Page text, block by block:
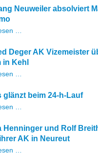
Träublelauf
Neuweiler absolviert
…
absolviert
Mailand-
Sanremo
Deger AK Vizemeister
in Kehl
…
AK
Vizemeister
in
Kehl
glänzt beim 24-h-Lauf
…
beim
24-
h-
Henninger und Rolf
AK in Neureut
…